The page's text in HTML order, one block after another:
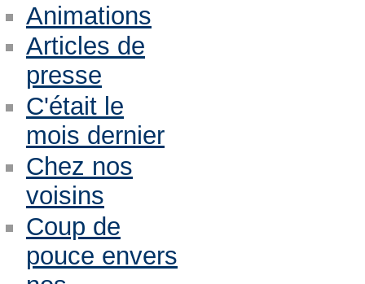
Animations
Articles de
presse
C'était le
mois dernier
Chez nos
voisins
Coup de
pouce envers